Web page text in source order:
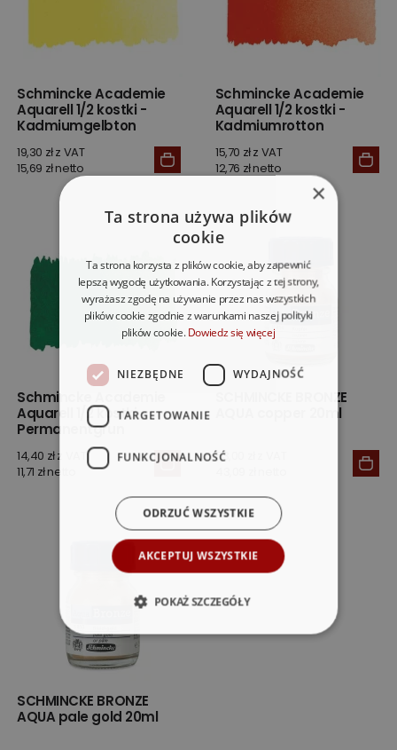
Schmincke Academie
Aquarell 1/2 kostki -
Kadmiumgelbton
19,30 zł z VAT
15,69 zł netto
Schmincke Academie
Aquarell 1/2 kostki -
Kadmiumrotton
15,70 zł z VAT
12,76 zł netto
Schmincke Academie
Aquarell 1/2 kostki -
Permanentgrun
14,40 zł z VAT
11,71 zł netto
SCHMINCKE BRONZE
AQUA copper 20ml
53,00 zł z VAT
SCHMINCKE BRONZE
AQUA pale gold 20ml
×
Ta strona używa plików
cookie
Ta strona korzysta z plików cookie, aby zapewnić
lepszą wygodę użytkowania. Korzystając z tej strony,
wyrażasz zgodę na używanie przez nas wszystkich
plików cookie zgodnie z warunkami naszej polityki
plików cookie. Dowiedz się więcej
NIEZBĘDNE WYDAJNOŚĆ
TARGETOWANIE
FUNKCJONALNOŚĆ
AKCEPTUJ WSZYSTKIE
ODRZUĆ WSZYSTKIE
POKAŻ SZCZEGÓŁY